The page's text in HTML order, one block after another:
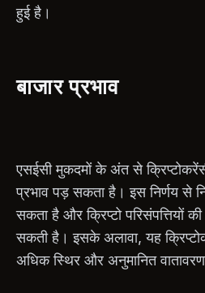
हुई है।
बाजार प्रभाव
एसईसी मुकदमों के अंत से
प्रभाव पड़ सकता है। इस निर्णय से
सकता है और क्रिप्टो परिसंपत्तियों
सकती है। इसके अलावा, यह
अधिक स्थिर और अनुमानित